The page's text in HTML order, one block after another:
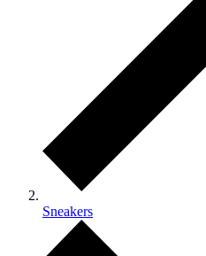
Sneakers